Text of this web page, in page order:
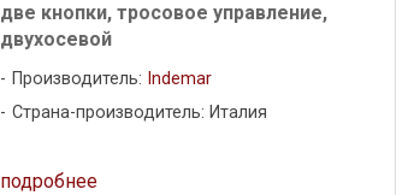
две кнопки, тросовое управление,
двухосевой
Производитель: Indemar
Страна-производитель: Италия
подробнее